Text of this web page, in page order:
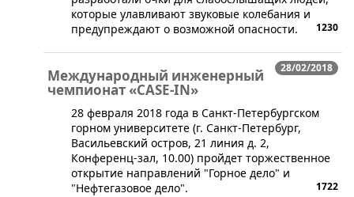
которые улавливают звуковые колебания и
предупреждают о возможной опасности.
1230
28/02/2018
Международный инженерный
чемпионат «CASE-IN»
​28 февраля 2018 года в Санкт-Петербургском
горном университете (г. Санкт-Петербург,
Васильевский остров, 21 линия д. 2,
Конференц-зал, 10.00) пройдет торжественное
открытие направлений "Горное дело" и
"Нефтегазовое дело".
1722